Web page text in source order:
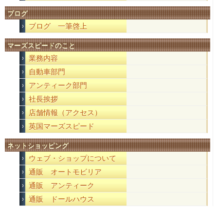
ブログ
ブログ 一筆啓上
マーズスピードのこと
業務内容
自動車部門
アンティーク部門
社長挨拶
店舗情報（アクセス）
英国マーズスピード
ネットショッピング
ウェブ・ショップについて
通販 オートモビリア
通販 アンティーク
通販 ドールハウス